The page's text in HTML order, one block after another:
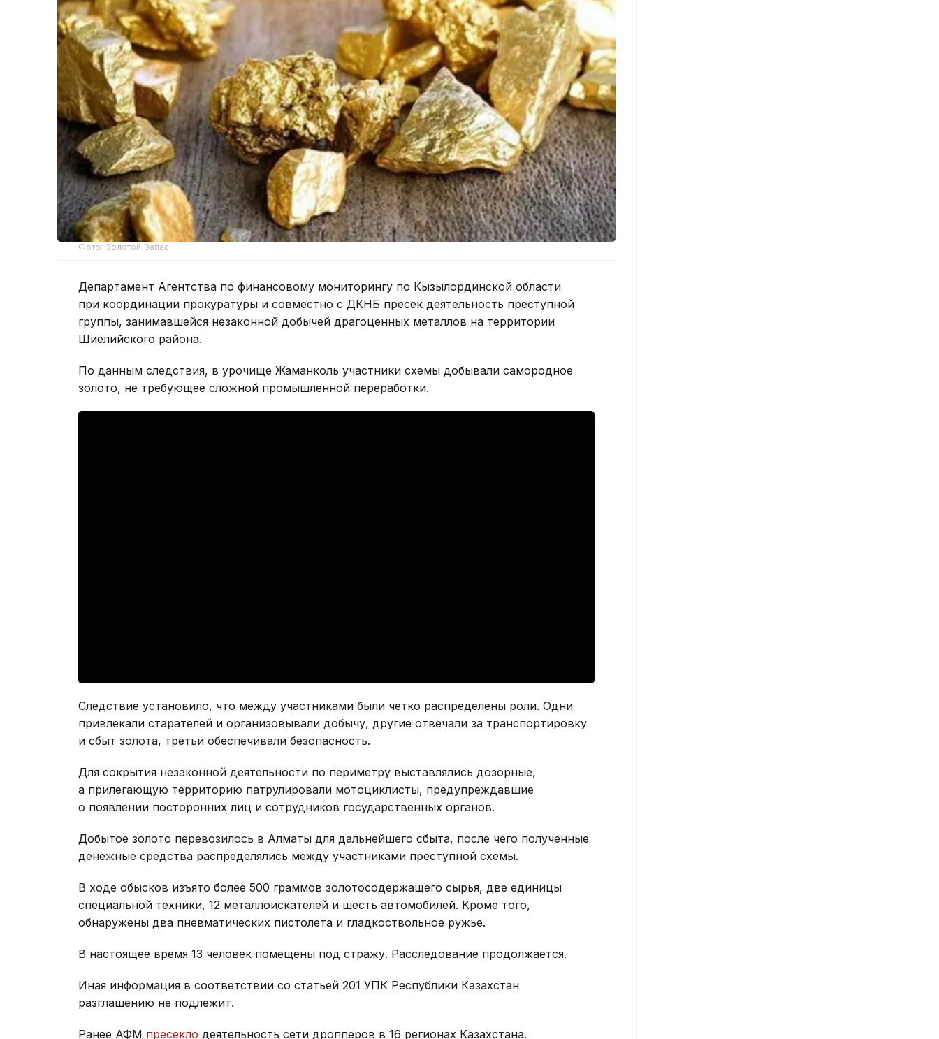
Фото: Золотой Запас
Департамент Агентства по финансовому мониторингу по Кызылординской области
при координации прокуратуры и совместно с ДКНБ пресек деятельность преступной
группы, занимавшейся незаконной добычей драгоценных металлов на территории
Шиелийского района.
По данным следствия, в урочище Жаманколь участники схемы добывали самородное
золото, не требующее сложной промышленной переработки.
Следствие установило, что между участниками были четко распределены роли. Одни
привлекали старателей и организовывали добычу, другие отвечали за транспортировку
и сбыт золота, третьи обеспечивали безопасность.
Для сокрытия незаконной деятельности по периметру выставлялись дозорные,
а прилегающую территорию патрулировали мотоциклисты, предупреждавшие
о появлении посторонних лиц и сотрудников государственных органов.
Добытое золото перевозилось в Алматы для дальнейшего сбыта, после чего полученные
денежные средства распределялись между участниками преступной схемы.
В ходе обысков изъято более 500 граммов золотосодержащего сырья, две единицы
специальной техники, 12 металлоискателей и шесть автомобилей. Кроме того,
обнаружены два пневматических пистолета и гладкоствольное ружье.
В настоящее время 13 человек помещены под стражу. Расследование продолжается.
Иная информация в соответствии со статьей 201 УПК Республики Казахстан
разглашению не подлежит.
Ранее АФМ пресекло деятельность сети дропперов в 16 регионах Казахстана.